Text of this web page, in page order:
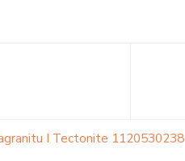
I Tectonite 1120530238